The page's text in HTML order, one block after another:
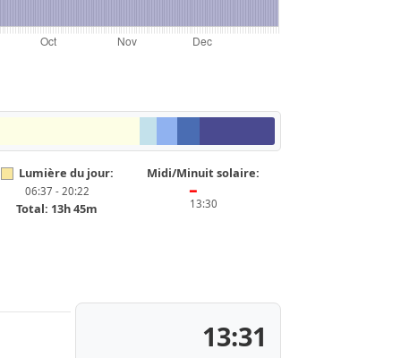
Lumière du jour:
06:37 - 20:22
Total: 13h 45m
Midi/Minuit solaire:
━
13:30
13:31